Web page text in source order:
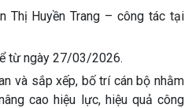
Thị Huyền Trang – công tác tại
từ ngày 27/03/2026.
và sắp xếp, bố trí cán bộ nhằm
cao hiệu lực, hiệu quả công